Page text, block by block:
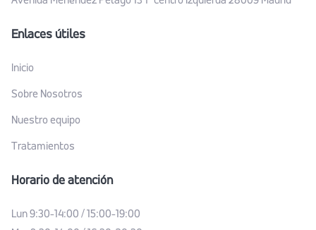
Enlaces útiles
Inicio
Sobre Nosotros
Nuestro equipo
Tratamientos
Horario de atención
Lun 9:30-14:00 / 15:00-19:00